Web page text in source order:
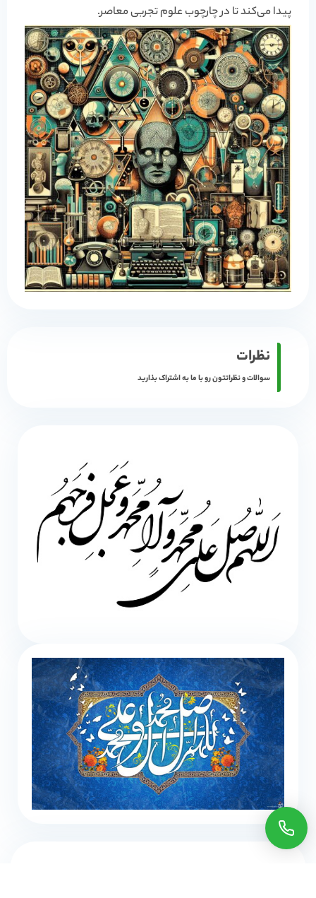
پیدا می‌کند تا در چارچوب علوم تجربی معاصر.
نظرات
سوالات و نظراتتون رو با ما به اشتراک بذارید